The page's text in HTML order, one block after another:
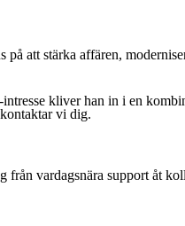
vi dig.
att stärka affären,
kliver han in i en
vardagsnära support åt